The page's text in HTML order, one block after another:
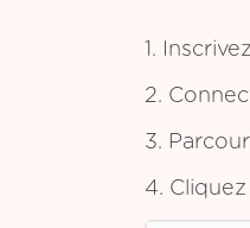
1.
2.
3.
4.